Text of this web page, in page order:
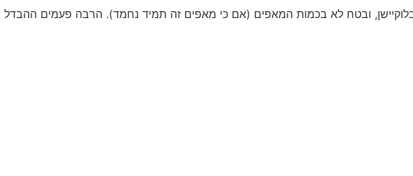
ובטח לא בכמות המאפים (אם כי מאפים זה תמיד נחמד). הרבה פעמים